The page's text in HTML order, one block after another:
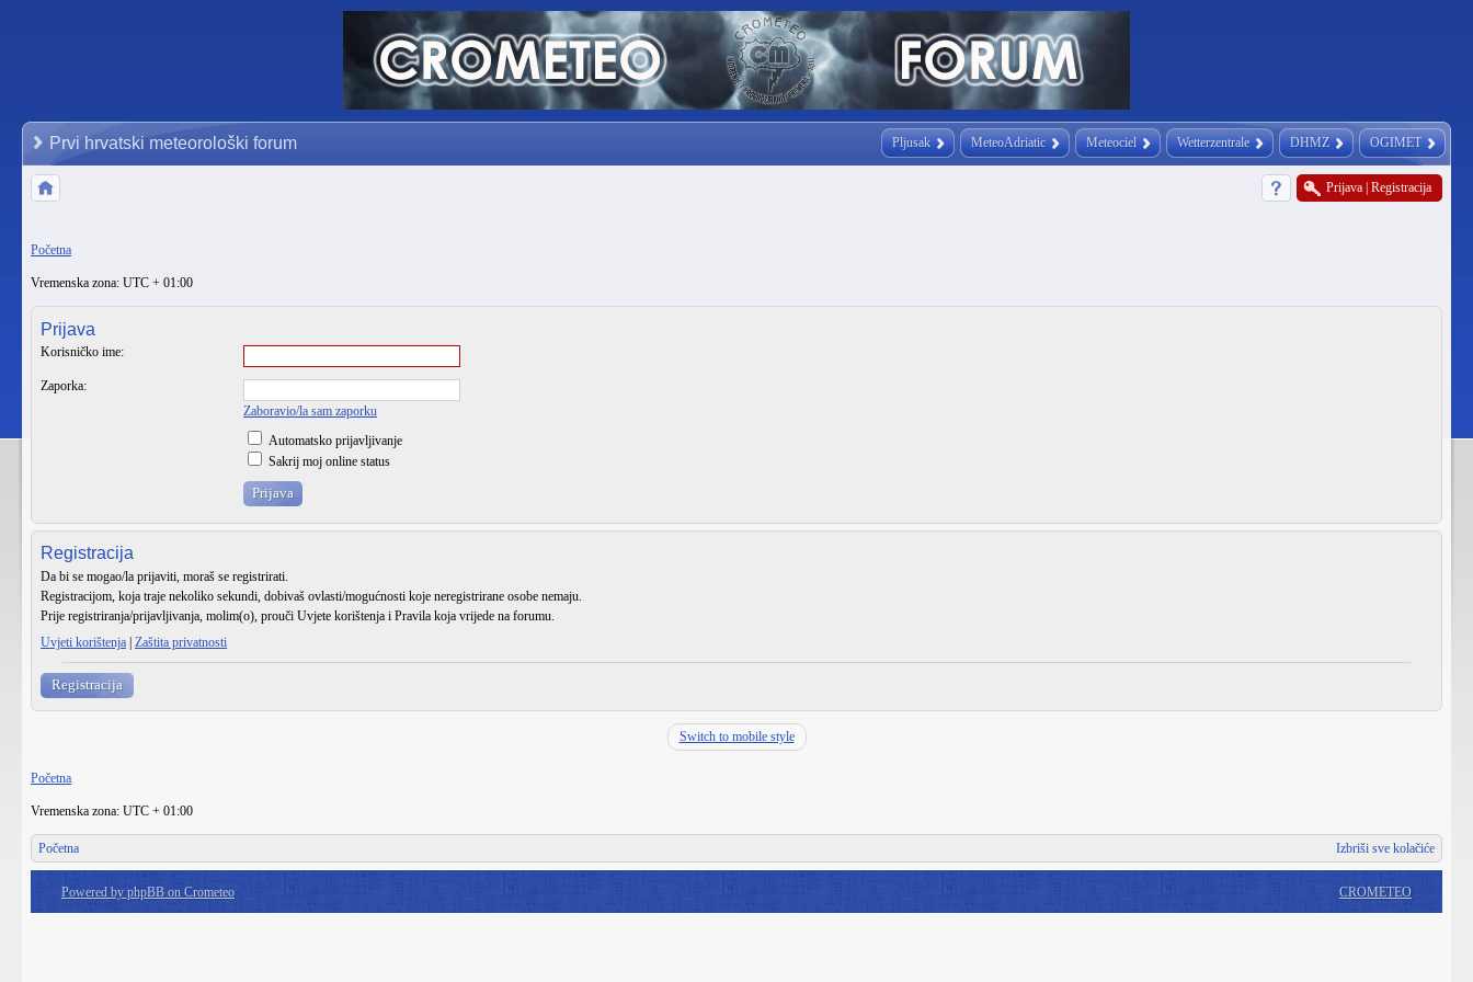
Pljusak MeteoAdriatic Meteociel Wetterzentrale DHMZ OGIMET
Prvi hrvatski meteorološki forum
Prijava Registracija
Početna
Vremenska zona: UTC + 01:00
Prijava
Korisničko ime:
Zaporka:
Zaboravio/la sam zaporku
Automatsko prijavljivanje
Sakrij moj online status
Registracija
Da bi se mogao/la prijaviti, moraš se registrirati.
Registracijom, koja traje nekoliko sekundi, dobivaš ovlasti/mogućnosti koje neregistrirane osobe nemaju.
Prije registriranja/prijavljivanja, molim(o), prouči Uvjete korištenja i Pravila koja vrijede na forumu.
Uvjeti korištenja Zaštita privatnosti
Registracija
Switch to mobile style
Početna
Vremenska zona: UTC + 01:00
Početna Izbriši sve kolačiće
Powered by phpBB on Crometeo CROMETEO